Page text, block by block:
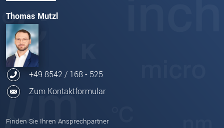
Thomas Mutzl
+49 8542 / 168 - 525
Zum Kontaktformular
Finden Sie Ihren Ansprechpartner